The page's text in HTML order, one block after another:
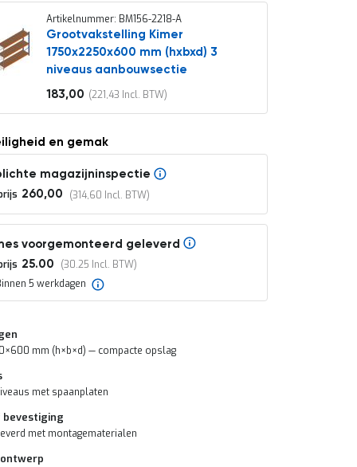
Artikelnummer: BM156-2218-A
Grootvakstelling Kimer
1750x2250x600 mm (hxbxd) 3
niveaus aanbouwsectie
Vanaf
183,00 221,43
en gemak
magazijninspectie
260,00 314,60
voorgemonteerd geleverd
25.00
30.25
5 werkdagen
mm (h×b×d) — compacte opslag
met spaanplaten
met montagematerialen